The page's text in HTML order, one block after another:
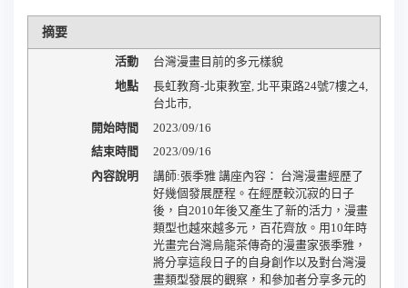
摘要
活動
台灣漫畫目前的多元樣貌
地點
長虹教育-北東教室 北平東路24號7樓之4,
台北市,
開始時間
2023/09/16
結束時間
2023/09/16
內容說明
講師:張季雅 講座內容： 台灣漫畫經歷了
好幾個發展歷程。在經歷較沉寂的日子
後，自2010年後又產生了新的活力，漫畫
類型也越來越多元，百花齊放。用10年時
光畫完台灣烏龍茶傳奇的漫畫家張季雅，
將分享這段日子的自身創作以及對台灣漫
畫類型發展的觀察，和參加者分享多元的